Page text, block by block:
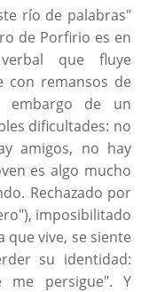
río de palabras"
de Porfirio es en
que fluye
con remansos de
de un
dificultades: no
amigos, no hay
es algo mucho
Rechazado por
imposibilitado
que vive, se siente
su identidad:
me persigue". Y